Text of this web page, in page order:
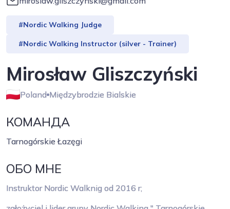
#Nordic Walking Judge
#Nordic Walking Instructor (silver - Trainer)
Mirosław Gliszczyński
Poland Międzybrodzie Bialskie
КОМАНДА
Tarnogórskie Łazęgi
ОБО МНЕ
Instruktor Nordic Walknig od 2016 r;